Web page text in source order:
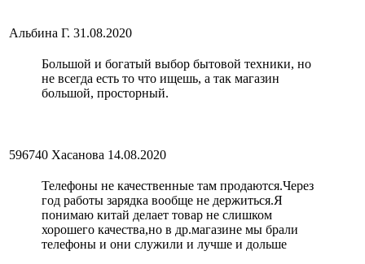
Альбина Г. 31.08.2020
Большой и богатый выбор бытовой техники, но
не всегда есть то что ищешь, а так магазин
большой, просторный.
596740 Хасанова 14.08.2020
Телефоны не качественные там продаются.Через
год работы зарядка вообще не держиться.Я
понимаю китай делает товар не слишком
хорошего качества,но в др.магазине мы брали
телефоны и они служили и лучше и дольше